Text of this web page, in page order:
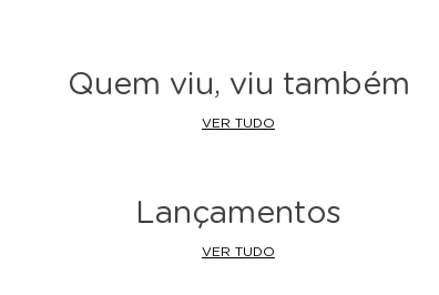
Quem viu, viu também
VER TUDO
Lançamentos
VER TUDO